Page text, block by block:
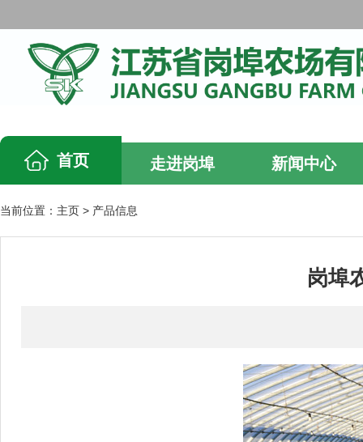
首页 走进岗埠 新闻中心
当前位置： 主页 > 产品信息
岗埠